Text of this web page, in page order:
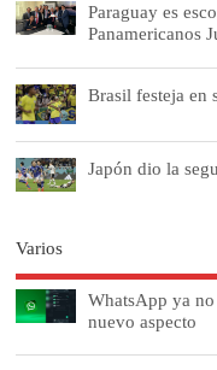
Paraguay es
Panamericanos
Brasil festeja en
Japón dio la
Varios
WhatsApp ya
nuevo aspecto